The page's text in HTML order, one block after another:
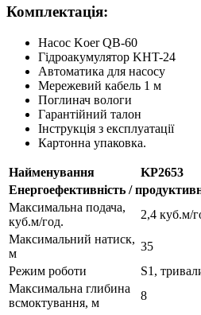
Комплектація:
Насос Koer QB-60
Гідроакумулятор KHT-24
Автоматика для насосу
Мережевий кабель 1 м
Поглинач вологи
Гарантійний талон
Інструкція з експлуатації
Картонна упаковка.
Найменування
KP2653
Енергоефективність /
Максимальна подача,
куб.м/год.
2,4 куб.м/
Максимальний натиск,
м
35
Режим роботи
S1,
Максимальна глибина
всмоктування, м
8